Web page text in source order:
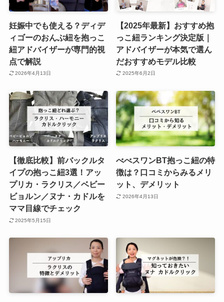
妊娠中でも使える？ディデ
ィゴーのおんぶ紐を抱っこ
紐アドバイザーが専門的視
点で解説
2026年4月13日
【2025年最新】おすすめ抱
っこ紐ランキング決定版｜
アドバイザーが本気で選ん
だおすすめモデル比較
2025年6月2日
【徹底比較】前バックルタ
イプの抱っこ紐3選！アッ
プリカ・ラクリス／ベビー
ビョルン／ヌナ・カドルを
ママ目線でチェック
2025年5月15日
べべスワンBT抱っこ紐の特
徴は？口コミからみるメリ
ット、デメリット
2026年4月13日